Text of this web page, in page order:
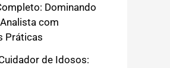
Dominando
com
Práticas
de Idosos: